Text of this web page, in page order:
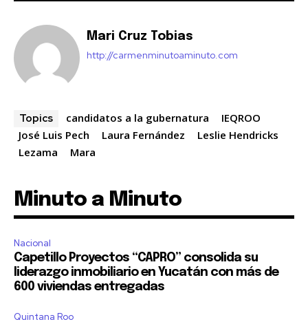
Mari Cruz Tobias
http://carmenminutoaminuto.com
Topics candidatos a la gubernatura
IEQROO
José Luis Pech
Laura Fernández
Leslie Hendricks
Lezama
Mara
Minuto a Minuto
Nacional
Capetillo Proyectos “CAPRO” consolida su
liderazgo inmobiliario en Yucatán con más de
600 viviendas entregadas
Quintana Roo